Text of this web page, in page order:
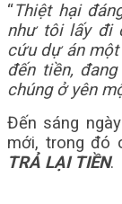
“Thiệt hại
như tôi lấy đi
cứu dự án một
đến tiền,
chúng ở yên
Đến sáng
mới, trong đó
TRẢ LẠI TIỀN.